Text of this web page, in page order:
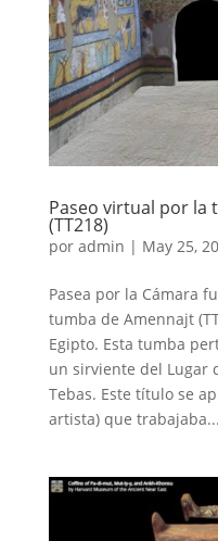
Paseo virtual por la
(TT218)
por admin | May 25,
Pasea por la Cámara
tumba de Amennajt
Egipto. Esta tumba
un sirviente del Lugar
Tebas. Este título se
artista) que trabajaba...